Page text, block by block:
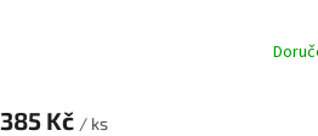
385 Kč / ks